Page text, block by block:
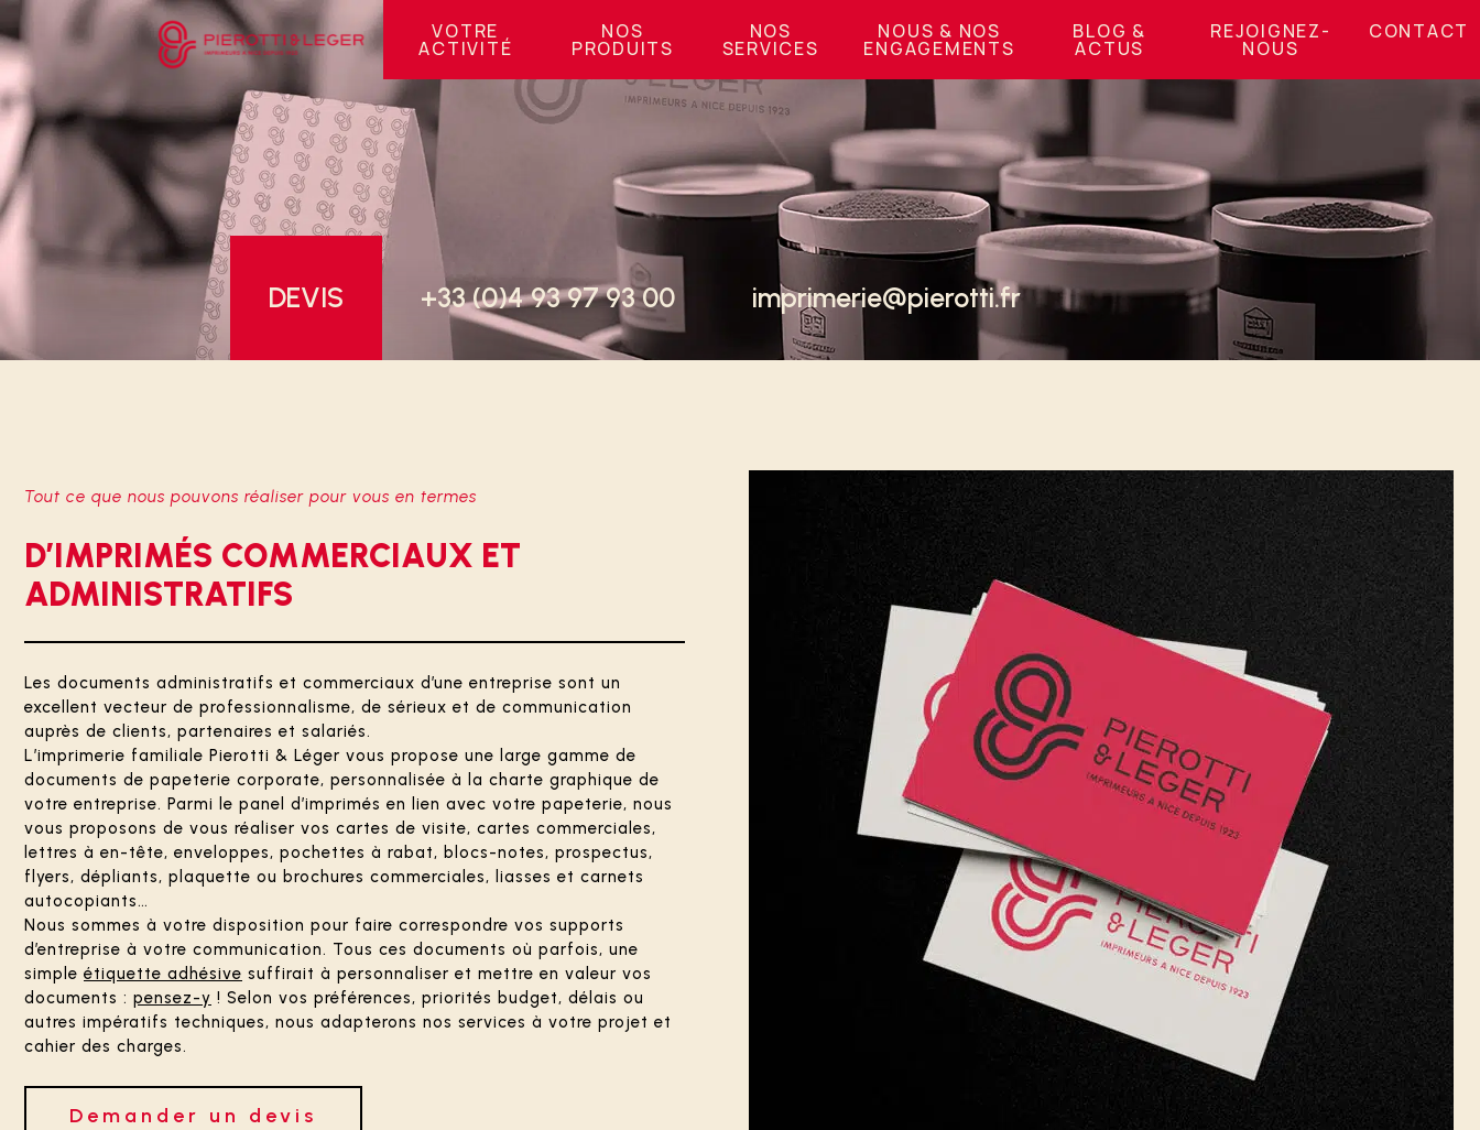
VOTRE
ACTIVITÉ
NOS
PRODUITS
NOS
SERVICES
NOUS & NOS
ENGAGEMENTS
BLOG &
ACTUS
REJOIGNEZ-
NOUS
CONTACT
DEVIS +33 (0)4 93 97 93 00 imprimerie@pierotti.fr
Tout ce que nous pouvons réaliser pour vous en termes
D’IMPRIMÉS COMMERCIAUX ET
ADMINISTRATIFS
Les documents administratifs et commerciaux d’une entreprise sont un
excellent vecteur de professionnalisme, de sérieux et de communication
auprès de clients, partenaires et salariés.
L’imprimerie familiale Pierotti & Léger vous propose une large gamme de
documents de papeterie corporate, personnalisée à la charte graphique de
votre entreprise. Parmi le panel d’imprimés en lien avec votre papeterie, nous
vous proposons de vous réaliser vos cartes de visite, cartes commerciales,
lettres à en-tête, enveloppes, pochettes à rabat, blocs-notes, prospectus,
flyers, dépliants, plaquette ou brochures commerciales, liasses et carnets
autocopiants…
Nous sommes à votre disposition pour faire correspondre vos supports
d’entreprise à votre communication. Tous ces documents où parfois, une
simple étiquette adhésive suffirait à personnaliser et mettre en valeur vos
documents : pensez-y ! Selon vos préférences, priorités budget, délais ou
autres impératifs techniques, nous adapterons nos services à votre projet et
cahier des charges.
Demander un devis
Panneau de gestion des cookies